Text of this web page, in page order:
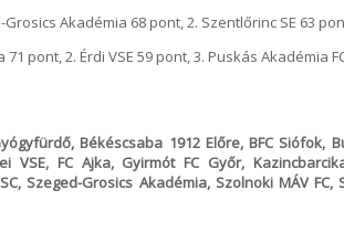
Grosics Akadémia 68 pont, 2. Szentlőrinc SE 63
71 pont, 2. Érdi VSE 59 pont, 3. Puskás Akadémia
Békéscsaba 1912 Előre, BFC Siófok,
VSE, FC Ajka, Gyirmót FC Győr,
Szeged-Grosics Akadémia, Szolnoki MÁV FC,